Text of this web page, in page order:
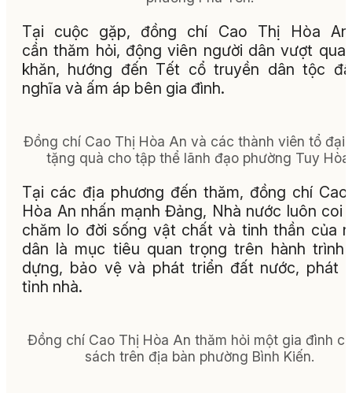
Tại cuộc gặp, đồng chí Cao Thị Hòa
cần thăm hỏi, động viên người dân vượt qua
khăn, hướng đến Tết cổ truyền dân tộc
nghĩa và ấm áp bên gia đình.
Đồng chí Cao Thị Hòa An và các thành viên tổ đại
tặng quà cho tập thể lãnh đạo phường Tuy Hòa.
Tại các địa phương đến thăm, đồng chí
Hòa An nhấn mạnh Đảng, Nhà nước luôn coi
chăm lo đời sống vật chất và tinh thần của
dân là mục tiêu quan trọng trên hành trình
dựng, bảo vệ và phát triển đất nước, phát
tỉnh nhà.
Đồng chí Cao Thị Hòa An thăm hỏi một gia đình
sách trên địa bàn phường Bình Kiến.